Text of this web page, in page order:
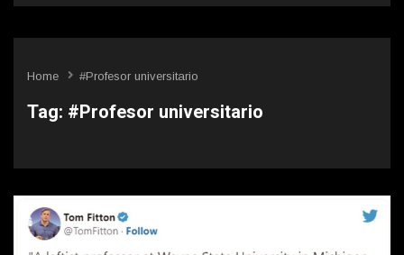
Home #Profesor universitario
Tag: #Profesor universitario